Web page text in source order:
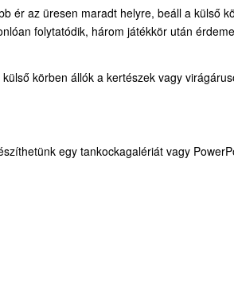
ér az üresen maradt helyre, beáll a külső
folytatódik, három játékkör után
körben állók a kertészek vagy
egy tankockagalériát vagy